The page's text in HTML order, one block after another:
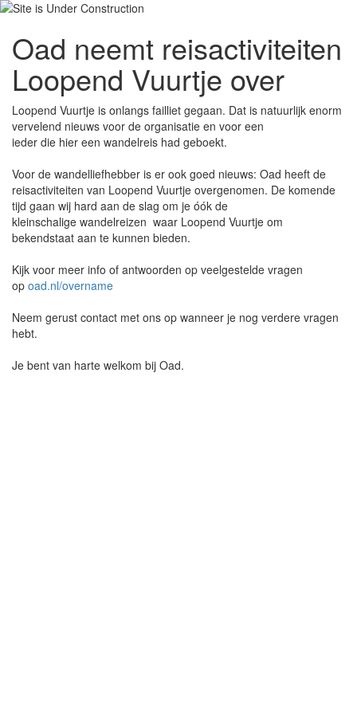
Oad neemt reisactiviteiten
Loopend Vuurtje over
Loopend Vuurtje is onlangs failliet gegaan. Dat is natuurlijk enorm
vervelend nieuws voor de organisatie en voor een
ieder die hier een wandelreis had geboekt.
Voor de wandelliefhebber is er ook goed nieuws: Oad heeft de
reisactiviteiten van Loopend Vuurtje overgenomen. De komende
tijd gaan wij hard aan de slag om je óók de
kleinschalige wandelreizen waar Loopend Vuurtje om
bekendstaat aan te kunnen bieden.
Kijk voor meer info of antwoorden op veelgestelde vragen
op oad.nl/overname
Neem gerust contact met ons op wanneer je nog verdere vragen
hebt.
Je bent van harte welkom bij Oad.